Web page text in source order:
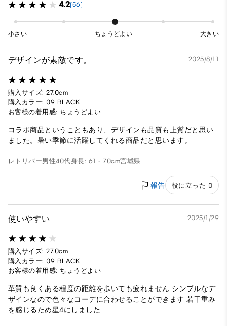
4.2(56)
小さい ちょうどよい 大きい
デザインが素敵です。 2025/8/11
購入サイズ: 27.0cm
購入カラー: 09 BLACK
お客様の着用感: ちょうどよい
コラボ商品ということもあり、デザインも品質も上質だと思い
ました。暑い季節に活躍してくれる商品だと思います。
レトリバー男性40代身長: 61 - 70cm宮城県
報告 役に立った 0
使いやすい 2025/1/29
購入サイズ: 27.0cm
購入カラー: 09 BLACK
お客様の着用感: ちょうどよい
革質も良くある程度の距離を歩いても疲れません シンプルなデ
ザインなので色々なコーデに合わせることができます 若干重み
を感じるため星4にしました